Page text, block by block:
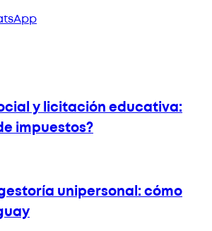
y licitación educativa:
impuestos?
unipersonal: cómo